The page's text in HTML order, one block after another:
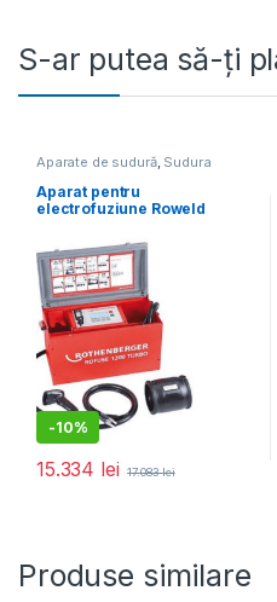
S-ar putea să-ți
Aparate de sudură, Sudura
țevilor din plastic
Aparat pentru
electrofuziune Roweld
-10%
15.334 lei 17.083lei
Produse similare